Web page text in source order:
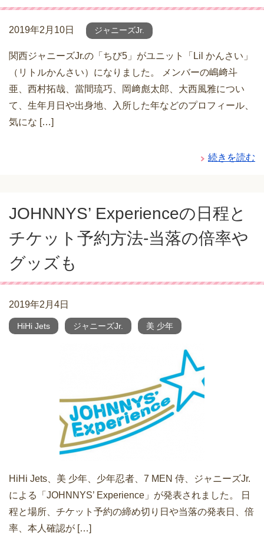
2019年2月10日 ジャニーズJr.
関西ジャニーズJr.の「ちび5」がユニット「Lil かんさい」
（リトルかんさい）になりました。 メンバーの嶋﨑斗
亜、西村拓哉、當間琉巧、岡﨑彪太郎、大西風雅につい
て、生年月日や出身地、入所した年などのプロフィール、
気にな […]
続きを読む
JOHNNYS’ Experienceの日程と
チケット予約方法-当落の倍率や
グッズも
2019年2月4日
HiHi Jets ジャニーズJr. 美 少年
HiHi Jets、美 少年、少年忍者、7 MEN 侍、ジャニーズJr.
による「JOHNNYS’ Experience」が発表されました。 日
程と場所、チケット予約の締め切り日や当落の発表日、倍
率、本人確認が […]